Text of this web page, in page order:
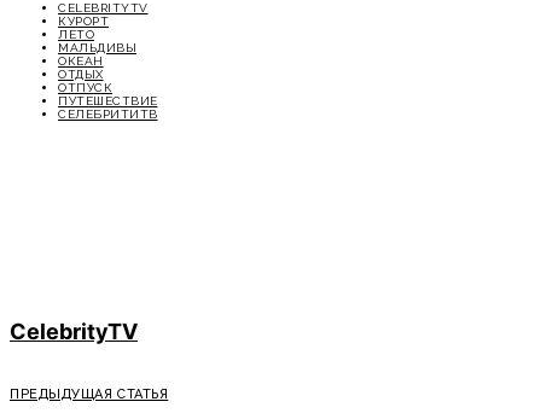
CELEBRITYTV
КУРОРТ
ЛЕТО
МАЛЬДИВЫ
ОКЕАН
ОТДЫХ
ОТПУСК
ПУТЕШЕСТВИЕ
СЕЛЕБРИТИТВ
CelebrityTV
ПРЕДЫДУЩАЯ СТАТЬЯ